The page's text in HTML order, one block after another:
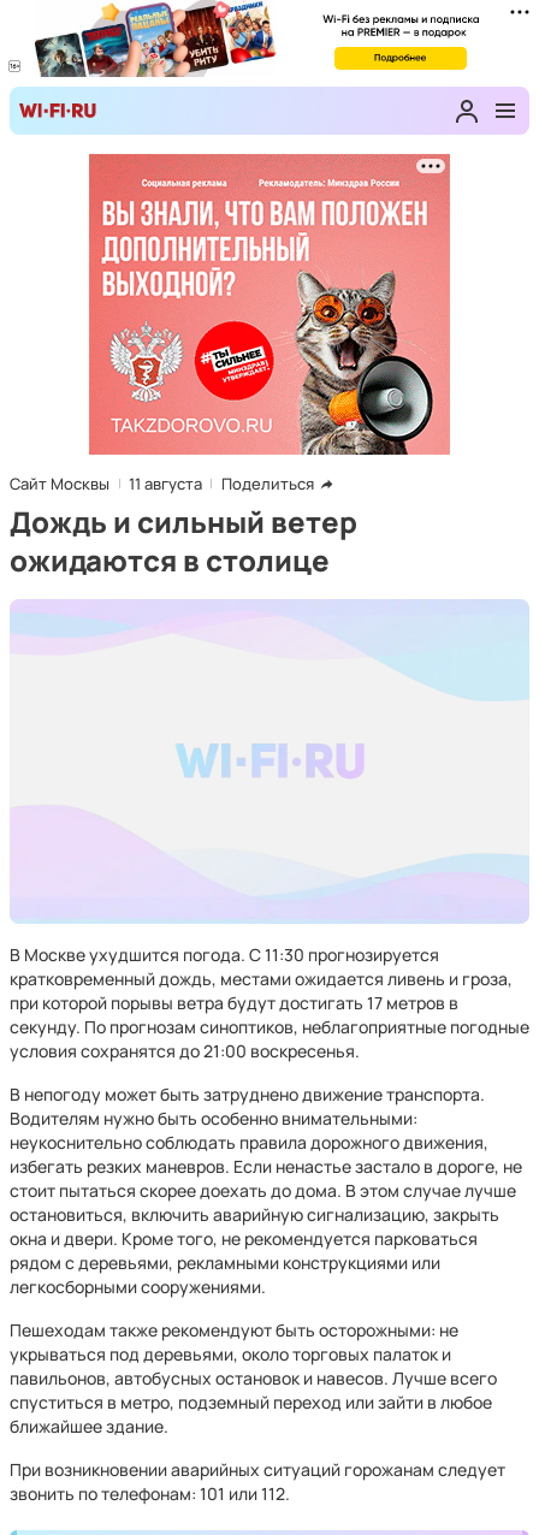
Сайт Москвы 11 августа Поделиться
Дождь и сильный ветер
ожидаются в столице
В Москве ухудшится погода. С 11:30 прогнозируется
кратковременный дождь, местами ожидается ливень и гроза,
при которой порывы ветра будут достигать 17 метров в
секунду. По прогнозам синоптиков, неблагоприятные погодные
условия сохранятся до 21:00 воскресенья.
В непогоду может быть затруднено движение транспорта.
Водителям нужно быть особенно внимательными:
неукоснительно соблюдать правила дорожного движения,
избегать резких маневров. Если ненастье застало в дороге, не
стоит пытаться скорее доехать до дома. В этом случае лучше
остановиться, включить аварийную сигнализацию, закрыть
окна и двери. Кроме того, не рекомендуется парковаться
рядом с деревьями, рекламными конструкциями или
легкосборными сооружениями.
Пешеходам также рекомендуют быть осторожными: не
укрываться под деревьями, около торговых палаток и
павильонов, автобусных остановок и навесов. Лучше всего
спуститься в метро, подземный переход или зайти в любое
ближайшее здание.
При возникновении аварийных ситуаций горожанам следует
звонить по телефонам: 101 или 112.